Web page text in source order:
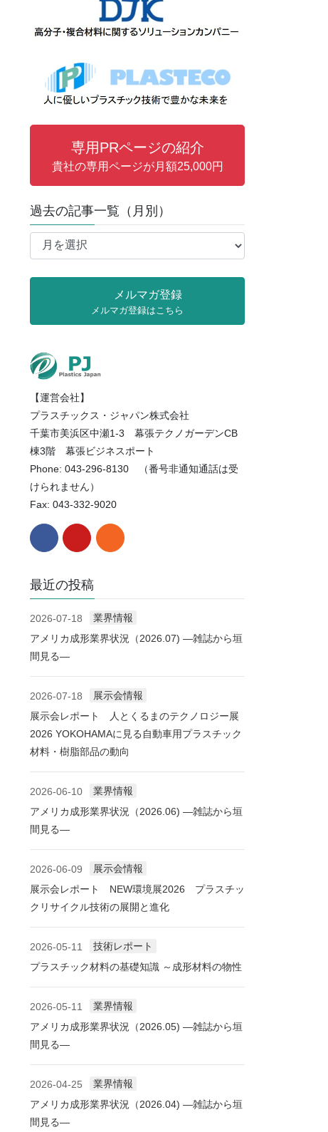
専用PRページの紹介
貴社の専用ページが月額25,000円
過去の記事一覧（月別）
過
（月
別）
メルマガ登録
メルマガ登録はこちら
【運営会社】
プラスチックス・ジャパン株式会社
千葉市美浜区中瀬1-3 幕張テクノガーデンCB
棟3階 幕張ビジネスポート
Phone: 043-296-8130 （番号非通知通話は受
けられません）
Fax: 043-332-9020
最近の投稿
2026-07-18
業界情報
アメリカ成形業界状況（2026.07) ―雑誌から垣
間見る―
2026-07-18
展示会情報
展示会レポート 人とくるまのテクノロジー展
2026 YOKOHAMAに見る自動車用プラスチック
材料・樹脂部品の動向
2026-06-10
業界情報
アメリカ成形業界状況（2026.06) ―雑誌から垣
間見る―
2026-06-09
展示会情報
展示会レポート NEW環境展2026 プラスチッ
クリサイクル技術の展開と進化
2026-05-11
技術レポート
プラスチック材料の基礎知識 ～成形材料の物性
2026-05-11
業界情報
アメリカ成形業界状況（2026.05) ―雑誌から垣
間見る―
2026-04-25
業界情報
アメリカ成形業界状況（2026.04) ―雑誌から垣
間見る―